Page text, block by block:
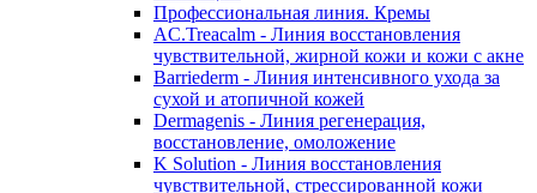
Профессиональная линия. Кремы
AC.Treacalm - Линия восстановления
чувствительной, жирной кожи и кожи с акне
Barriederm - Линия интенсивного ухода за
сухой и атопичной кожей
Dermagenis - Линия регенерация,
восстановление, омоложение
K Solution - Линия восстановления
чувствительной, стрессированной кожи